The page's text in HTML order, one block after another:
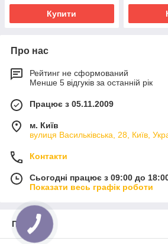
Купити
Про нас
Рейтинг не сформований
Менше 5 відгуків за останній рік
Працює з 05.11.2009
м. Київ
вулиця Васильківська, 28, Київ,
Контакти
Сьогодні працює з 09:00 до
Показати весь графік роботи
Про нас